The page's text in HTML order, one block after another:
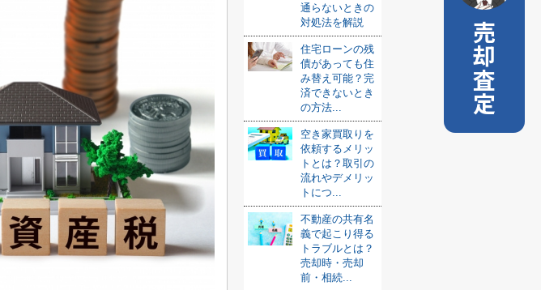
売却査定
通らないときの
対処法を解説
住宅ローンの残
債があっても住
み替え可能？完
済できないとき
の方法...
空き家買取りを
依頼するメリッ
トとは？取引の
流れやデメリッ
トにつ...
不動産の共有名
義で起こり得る
トラブルとは？
売却時・売却
前・相続...